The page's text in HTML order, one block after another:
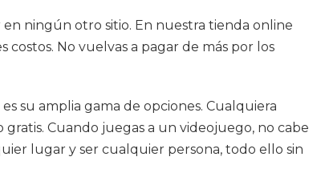
ningún otro sitio. En nuestra tienda online
costos. No vuelvas a pagar de más por los
su amplia gama de opciones. Cualquiera
Cuando juegas a un videojuego, no cabe
lugar y ser cualquier persona, todo ello sin